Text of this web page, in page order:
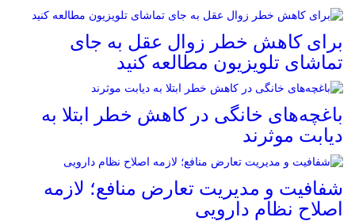
برای کاهش خطر زوال عقل به جای
تماشای تلویزیون مطالعه کنید
باغچه‌های خانگی در کاهش خطر ابتلا به
دیابت موثرند
شفافیت و مدیریت تعارض منافع؛ لازمه
اصلاح نظام دارویی